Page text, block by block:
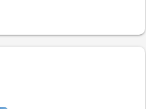
идеально. Работаем с
всегда на связи,